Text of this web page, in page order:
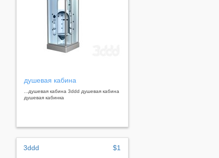
душевая кабина
...душевая кабина 3ddd душевая кабина
душевая кабинка
3ddd $1